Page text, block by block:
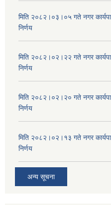
मिति २०८२।०३।०५ गते नगर
निर्णय
मिति २०८२।०२।२२ गते नगर
निर्णय
मिति २०८२।०२।२० गते नगर
निर्णय
मिति २०८२।०२।१३ गते नगर
निर्णय
अन्य सूचना